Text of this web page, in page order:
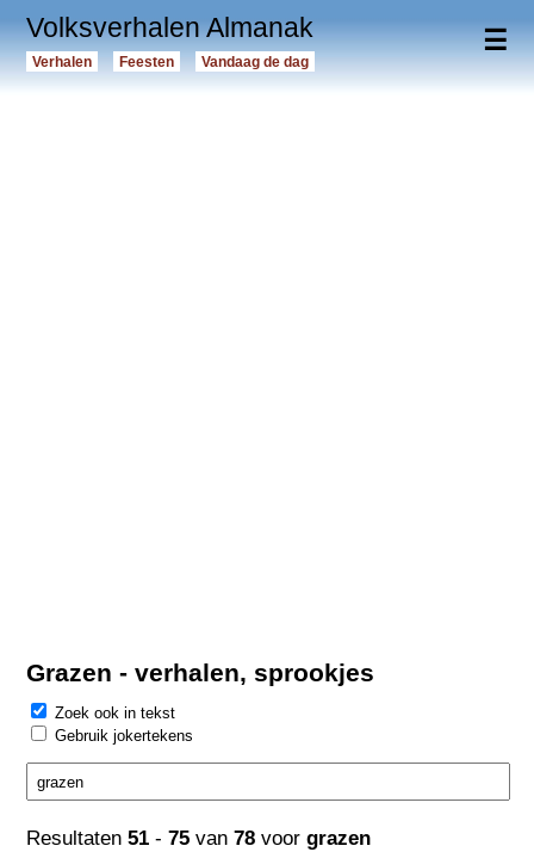
☰
Volksverhalen Almanak
Verhalen Feesten Vandaag de dag
Grazen - verhalen, sprookjes
Zoek ook in tekst
Gebruik jokertekens
Resultaten51 -75 van78 voorgrazen